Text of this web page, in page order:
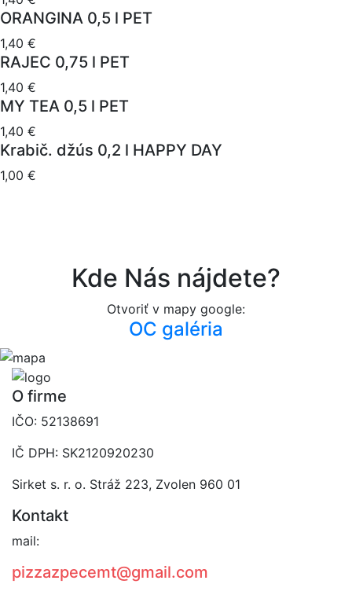
ORANGINA 0,5 l PET
1,40 €
RAJEC 0,75 l PET
1,40 €
MY TEA 0,5 l PET
1,40 €
Krabič. džús 0,2 l HAPPY DAY
1,00 €
Kde Nás nájdete?
Otvoriť v mapy google:
OC galéria
O firme
IČO: 52138691
IČ DPH: SK2120920230
Sirket s. r. o. Stráž 223, Zvolen 960 01
Kontakt
mail:
pizzazpecemt@gmail.com